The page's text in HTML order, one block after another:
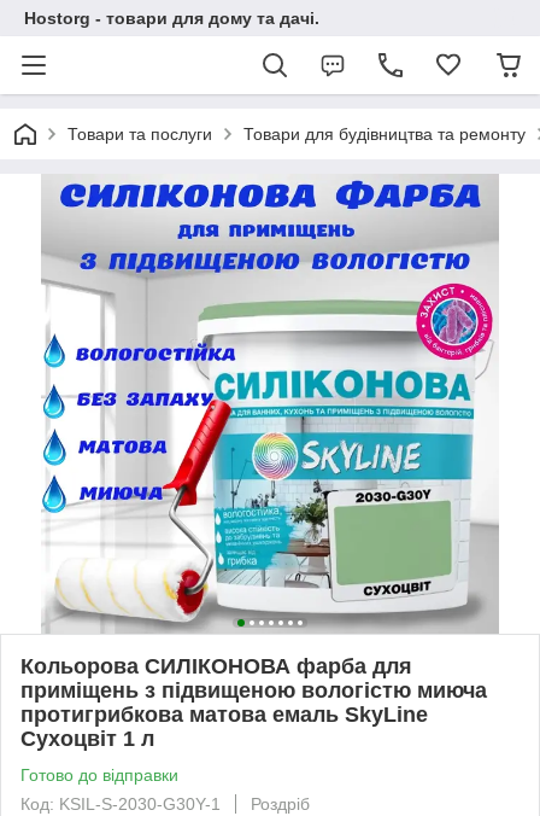
Hostorg - товари для дому та дачі.
Товари та послуги Товари для будівництва та ремонту
Кольорова СИЛІКОНОВА фарба для
приміщень з підвищеною вологістю миюча
протигрибкова матова емаль SkyLine
Сухоцвіт 1 л
Готово до відправки
Код: KSIL-S-2030-G30Y-1
Роздріб